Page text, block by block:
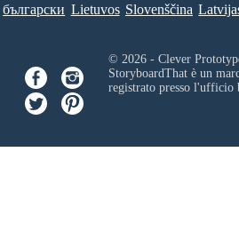
български Lietuvos Slovenščina
© 2026 - Clever
StoryboardThat è un
registrato presso